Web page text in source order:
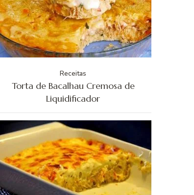
Receitas
Torta de Bacalhau Cremosa de
Liquidificador